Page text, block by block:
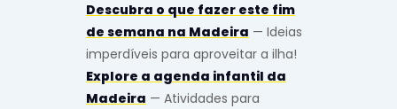
Descubra o que fazer este fim
de semana na Madeira — Ideias
imperdíveis para aproveitar a ilha!
Explore a agenda infantil da
Madeira — Atividades para